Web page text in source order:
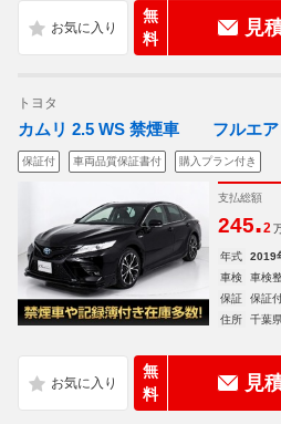
無
料
見
トヨタ
カムリ 2.5 WS 禁煙車 フルエ
保証付 車両品質保証書付 購入プラン付き
支払総額
245.2
年式 2019
車検
車検
保証
保証
住所
千葉
無
料
見